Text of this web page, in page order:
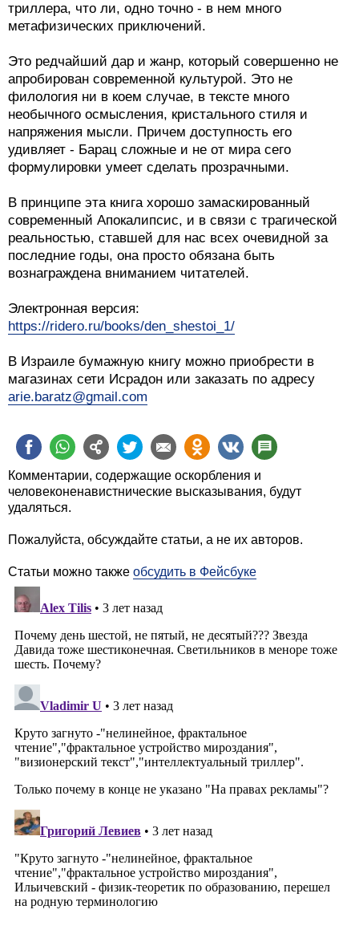
триллера, что ли, одно точно - в нем много
метафизических приключений.
Это редчайший дар и жанр, который совершенно не
апробирован современной культурой. Это не
филология ни в коем случае, в тексте много
необычного осмысления, кристального стиля и
напряжения мысли. Причем доступность его
удивляет - Барац сложные и не от мира сего
формулировки умеет сделать прозрачными.
В принципе эта книга хорошо замаскированный
современный Апокалипсис, и в связи с трагической
реальностью, ставшей для нас всех очевидной за
последние годы, она просто обязана быть
вознаграждена вниманием читателей.
Электронная версия:
https://ridero.ru/books/den_shestoi_1/
В Израиле бумажную книгу можно приобрести в
магазинах сети Исрадон или заказать по адресу
arie.baratz@gmail.com
Комментарии, содержащие оскорбления и
человеконенавистнические высказывания, будут
удаляться.
Пожалуйста, обсуждайте статьи, а не их авторов.
Статьи можно также обсудить в Фейсбуке